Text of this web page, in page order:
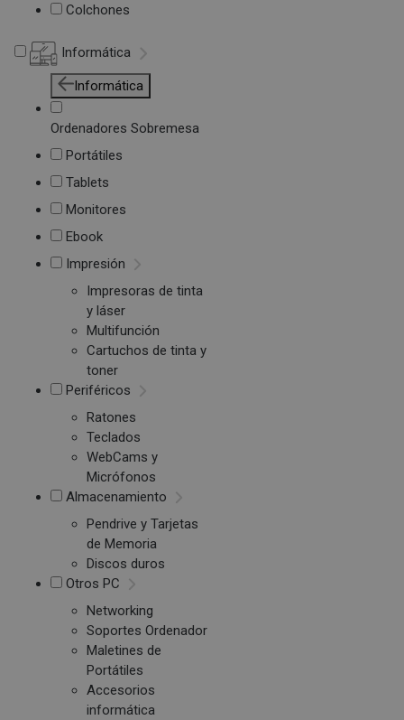
Colchones
Informática
Informática
Ordenadores Sobremesa
Portátiles
Tablets
Monitores
Ebook
Impresión
Impresoras de tinta
y láser
Multifunción
Cartuchos de tinta y
toner
Periféricos
Ratones
Teclados
WebCams y
Micrófonos
Almacenamiento
Pendrive y Tarjetas
de Memoria
Discos duros
Otros PC
Networking
Soportes Ordenador
Maletines de
Portátiles
Accesorios
informática